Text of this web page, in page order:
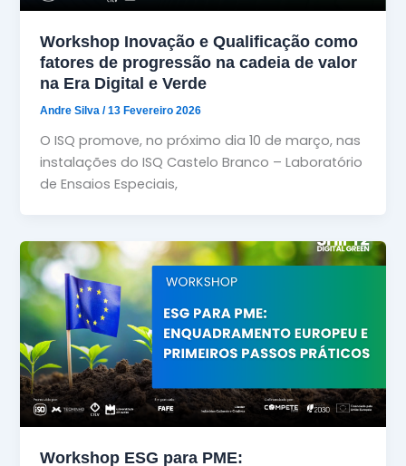
Workshop Inovação e Qualificação como
fatores de progressão na cadeia de valor
na Era Digital e Verde
Andre Silva/13 Fevereiro 2026
O ISQ promove, no próximo dia 10 de março, nas
instalações do ISQ Castelo Branco – Laboratório
de Ensaios Especiais,
Workshop ESG para PME: